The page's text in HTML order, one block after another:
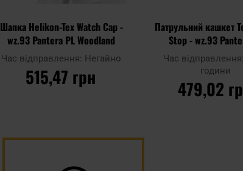
Шапка Helikon-Tex Watch Cap -
wz.93 Pantera PL Woodland
Час відправлення: Негайно
515,47 грн
Патрульний кашкет
Stop - wz.93
Woodland
Час відправлення:
години
479,02